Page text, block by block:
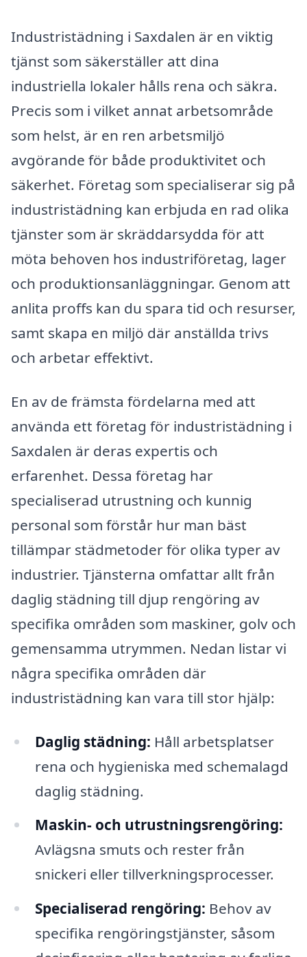
Industristädning i Saxdalen är en viktig
tjänst som säkerställer att dina
industriella lokaler hålls rena och säkra.
Precis som i vilket annat arbetsområde
som helst, är en ren arbetsmiljö
avgörande för både produktivitet och
säkerhet. Företag som specialiserar sig på
industristädning kan erbjuda en rad olika
tjänster som är skräddarsydda för att
möta behoven hos industriföretag, lager
och produktionsanläggningar. Genom att
anlita proffs kan du spara tid och resurser,
samt skapa en miljö där anställda trivs
och arbetar effektivt.
En av de främsta fördelarna med att
använda ett företag för industristädning i
Saxdalen är deras expertis och
erfarenhet. Dessa företag har
specialiserad utrustning och kunnig
personal som förstår hur man bäst
tillämpar städmetoder för olika typer av
industrier. Tjänsterna omfattar allt från
daglig städning till djup rengöring av
specifika områden som maskiner, golv och
gemensamma utrymmen. Nedan listar vi
några specifika områden där
industristädning kan vara till stor hjälp:
Daglig städning: Håll arbetsplatser
rena och hygieniska med schemalagd
daglig städning.
Maskin- och utrustningsrengöring:
Avlägsna smuts och rester från
snickeri eller tillverkningsprocesser.
Specialiserad rengöring: Behov av
specifika rengöringstjänster, såsom